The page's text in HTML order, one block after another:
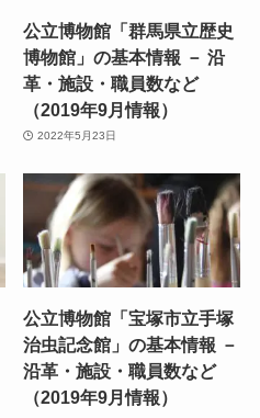
公立博物館「群馬県立歴史
博物館」の基本情報 － 沿
革・施設・職員数など
（2019年9月情報）
2022年5月23日
公立博物館「宝塚市立手塚
治虫記念館」の基本情報 －
沿革・施設・職員数など
（2019年9月情報）